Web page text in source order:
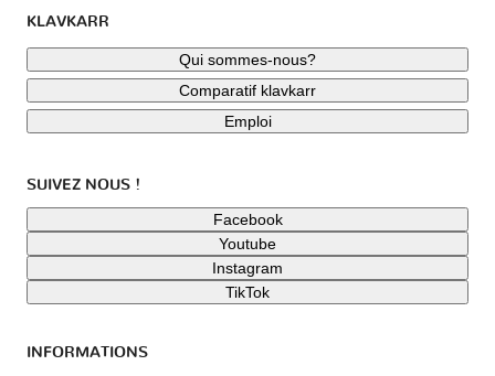
KLAVKARR
Qui sommes-nous?
Comparatif klavkarr
Emploi
SUIVEZ NOUS !
Facebook
Youtube
Instagram
TikTok
INFORMATIONS